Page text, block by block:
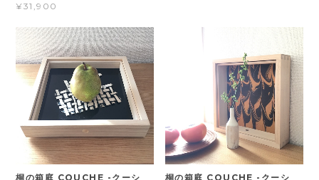
¥31,900
桐の箱庭 COUCHE -クーシ 桐の箱庭 COUCHE -クーシ